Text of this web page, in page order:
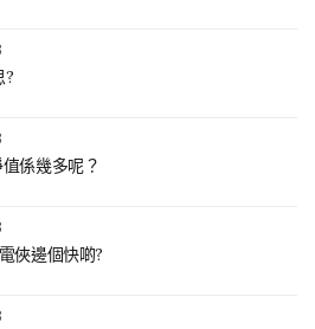
?
係幾多呢？
俠邊個快啲?